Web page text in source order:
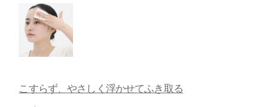
こすらず、やさしく浮かせてふき取る